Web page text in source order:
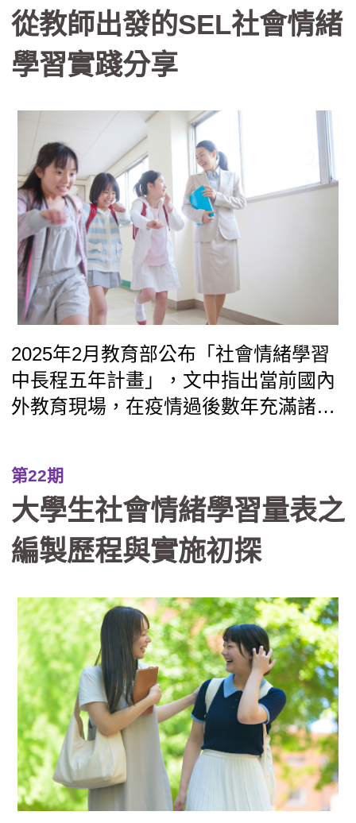
圈對話，支持教師自我覺察與成長，並
系統性地將SEL融入課程設計與學校文
化。我們相信，當大人先練習幸福、願
為一處溫柔而堅定的承接之所，也讓學
習成為學生情緒得以安放與轉化的場
域。
從教師出發的SEL社會情緒
學習實踐分享
2025年2月教育部公布「社會情緒學習
中長程五年計畫」，文中指出當前國內
外教育現場，在疫情過後數年充滿諸多
L）」，有其必要性。 筆者團隊自
2020年起，在全臺灣幼兒園與小學推廣
情緒教育，發覺社會情緒學習更需要的
是教師與學生共同的體驗，因而除了提
建置教師自評幫助自身察覺。在課程
上，強調教師「先玩過一次」、「每天
5分鐘，養成情緒力」的微型模組設
計，減輕教師負擔，更容易將SEL融入
師生日常。
第22期
大學生社會情緒學習量表之
編製歷程與實施初探